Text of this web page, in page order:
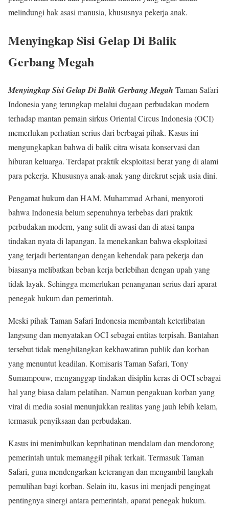
melindungi hak asasi manusia, khususnya pekerja anak.
Menyingkap Sisi Gelap Di Balik
Gerbang Megah
Menyingkap Sisi Gelap Di Balik Gerbang Megah Taman Safari
Indonesia yang terungkap melalui dugaan perbudakan modern
terhadap mantan pemain sirkus Oriental Circus Indonesia (OCI)
memerlukan perhatian serius dari berbagai pihak. Kasus ini
mengungkapkan bahwa di balik citra wisata konservasi dan
hiburan keluarga. Terdapat praktik eksploitasi berat yang di alami
para pekerja. Khususnya anak-anak yang direkrut sejak usia dini.
Pengamat hukum dan HAM, Muhammad Arbani, menyoroti
bahwa Indonesia belum sepenuhnya terbebas dari praktik
perbudakan modern, yang sulit di awasi dan di atasi tanpa
tindakan nyata di lapangan. Ia menekankan bahwa eksploitasi
yang terjadi bertentangan dengan kehendak para pekerja dan
biasanya melibatkan beban kerja berlebihan dengan upah yang
tidak layak. Sehingga memerlukan penanganan serius dari aparat
penegak hukum dan pemerintah.
Meski pihak Taman Safari Indonesia membantah keterlibatan
langsung dan menyatakan OCI sebagai entitas terpisah. Bantahan
tersebut tidak menghilangkan kekhawatiran publik dan korban
yang menuntut keadilan. Komisaris Taman Safari, Tony
Sumampouw, menganggap tindakan disiplin keras di OCI sebagai
hal yang biasa dalam pelatihan. Namun pengakuan korban yang
viral di media sosial menunjukkan realitas yang jauh lebih kelam,
termasuk penyiksaan dan perbudakan.
Kasus ini menimbulkan keprihatinan mendalam dan mendorong
pemerintah untuk memanggil pihak terkait. Termasuk Taman
Safari, guna mendengarkan keterangan dan mengambil langkah
pemulihan bagi korban. Selain itu, kasus ini menjadi pengingat
pentingnya sinergi antara pemerintah, aparat penegak hukum.